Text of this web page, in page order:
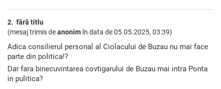
2. fără titlu
(mesaj trimis deanonimîn data de05.05.2025, 03:39)
Adica consilierul personal al Ciolacului de Buzau nu mai face
parte din politica!?
Dar fara binecuvintarea covtigarului de Buzau mai intra Ponta
in pulitica?